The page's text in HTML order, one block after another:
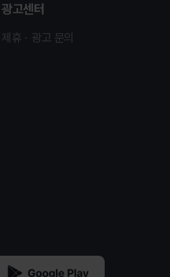
광고센터
제휴ㆍ광고 문의